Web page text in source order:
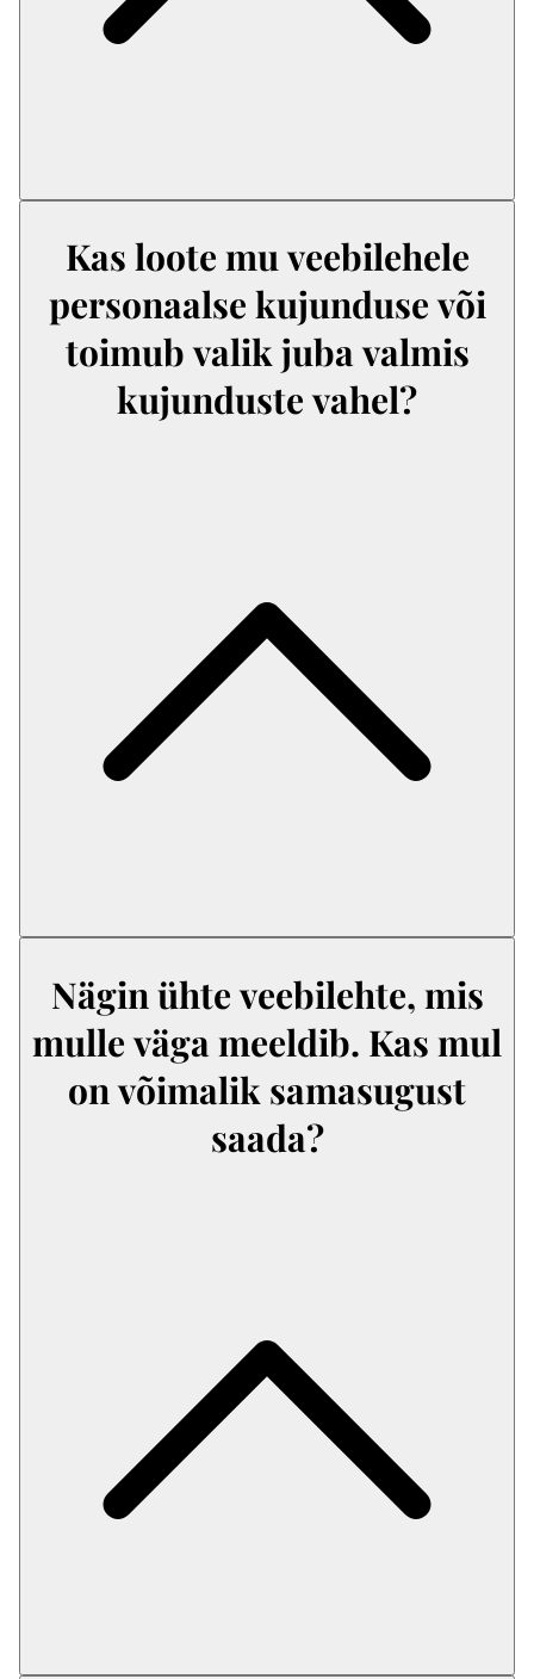
Kas loote mu veebilehele
personaalse kujunduse või
toimub valik juba valmis
kujunduste vahel?
Nägin ühte veebilehte, mis
mulle väga meeldib. Kas mul
on võimalik samasugust
saada?